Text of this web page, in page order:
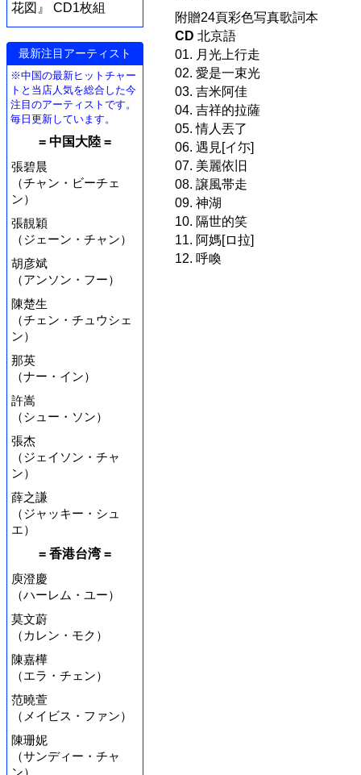
花図』 CD1枚組
最新注目アーティスト
※中国の最新ヒットチャー
トと当店人気を総合した今
注目のアーティストです。
毎日更新しています。
= 中国大陸 =
張碧晨
（チャン・ビーチェ
ン）
張靚穎
（ジェーン・チャン）
胡彦斌
（アンソン・フー）
陳楚生
（チェン・チュウシェ
ン）
那英
（ナー・イン）
許嵩
（シュー・ソン）
張杰
（ジェイソン・チャ
ン）
薛之謙
（ジャッキー・シュ
エ）
= 香港台湾 =
庾澄慶
（ハーレム・ユー）
莫文蔚
（カレン・モク）
陳嘉樺
（エラ・チェン）
范曉萱
（メイビス・ファン）
陳珊妮
（サンディー・チャ
ン）
附贈24頁彩色写真歌詞本
CD 北京語
01. 月光上行走
02. 愛是一束光
03. 吉米阿佳
04. 吉祥的拉薩
05. 情人丟了
06. 遇見[イ尓]
07. 美麗依旧
08. 譲風帯走
09. 神湖
10. 隔世的笑
11. 阿媽[ロ拉]
12. 呼喚